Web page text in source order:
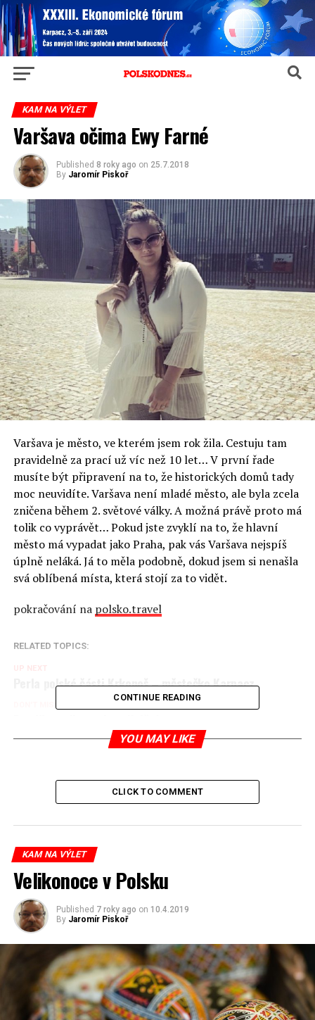
KAM NA VÝLET
Varšava očima Ewy Farné
Published 8 roky ago on 25.7.2018
By Jaromír Piskoř
Varšava je město, ve kterém jsem rok žila. Cestuju tam
pravidelně za prací už víc než 10 let… V první řade
musíte být připravení na to, že historických domů tady
moc neuvidíte. Varšava není mladé město, ale byla zcela
zničena během 2. světové války. A možná právě proto má
tolik co vyprávět… Pokud jste zvyklí na to, že hlavní
město má vypadat jako Praha, pak vás Varšava nejspíš
úplně neláká. Já to měla podobně, dokud jsem si nenašla
svá oblíbená místa, která stojí za to vidět.
pokračování na polsko.travel
RELATED TOPICS:
UP NEXT
Perla polské části Krkonoš – městečko Karpacz
CONTINUE READING
YOU MAY LIKE
CLICK TO COMMENT
KAM NA VÝLET
Velikonoce v Polsku
Published 7 roky ago on 10.4.2019
By Jaromír Piskoř